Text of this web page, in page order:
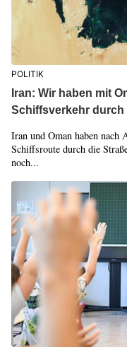
POLITIK
Iran: Wir haben mit
Schiffsverkehr durch
Iran und Oman haben nach
Schiffsroute durch die
noch...